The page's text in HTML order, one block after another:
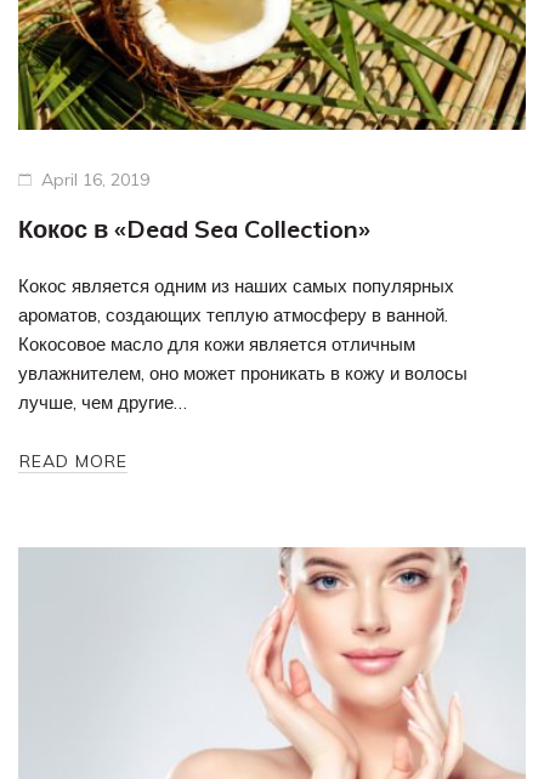
April 16, 2019
Кокос в «Dead Sea Collection»
Кокос является одним из наших самых популярных
ароматов, создающих теплую атмосферу в ванной.
Кокосовое масло для кожи является отличным
увлажнителем, оно может проникать в кожу и волосы
лучше, чем другие…
READ MORE